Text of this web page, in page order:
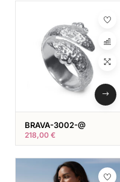
BRAVA-3002-@
218,00 €